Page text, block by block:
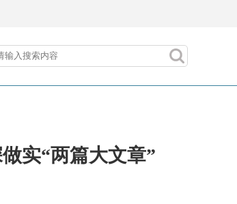
实“两篇大文章”